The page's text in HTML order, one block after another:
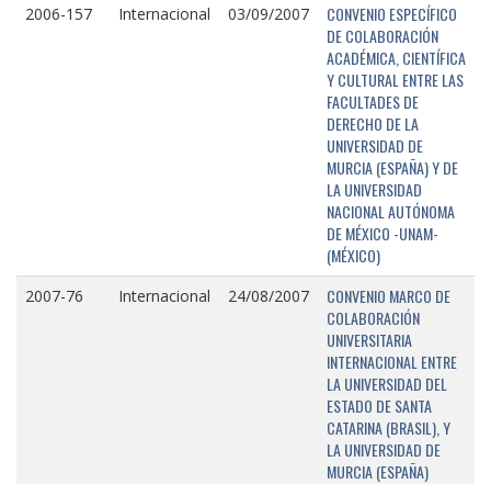
2006-157 Internacional 03/09/2007
CONVENIO ESPECÍFICO
DE COLABORACIÓN
ACADÉMICA, CIENTÍFICA
Y CULTURAL ENTRE LAS
FACULTADES DE
DERECHO DE LA
UNIVERSIDAD DE
MURCIA (ESPAÑA) Y DE
LA UNIVERSIDAD
NACIONAL AUTÓNOMA
DE MÉXICO -UNAM-
(MÉXICO)
2007-76 Internacional 24/08/2007
CONVENIO MARCO DE
COLABORACIÓN
UNIVERSITARIA
INTERNACIONAL ENTRE
LA UNIVERSIDAD DEL
ESTADO DE SANTA
CATARINA (BRASIL), Y
LA UNIVERSIDAD DE
MURCIA (ESPAÑA)